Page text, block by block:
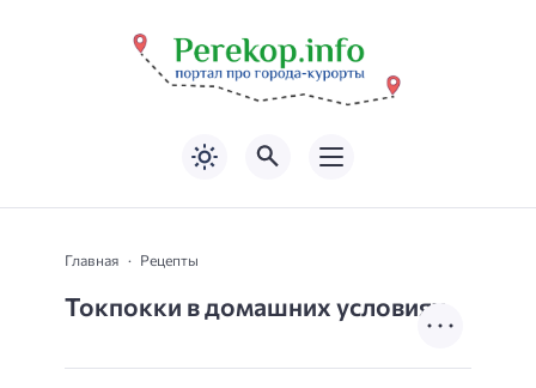
Главная Рецепты
Токпокки в домашних условиях